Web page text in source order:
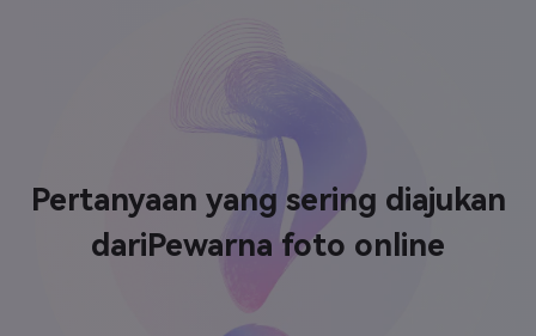
Pertanyaan yang sering diajukan
dariPewarna foto online